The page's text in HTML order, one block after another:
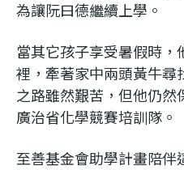
為讓阮曰德繼續上學。
當其它孩子享受暑假時，
裡，牽著家中兩頭黃牛尋
之路雖然艱苦，但他仍
廣治省化學競賽培訓隊。
至善基金會助學計畫陪